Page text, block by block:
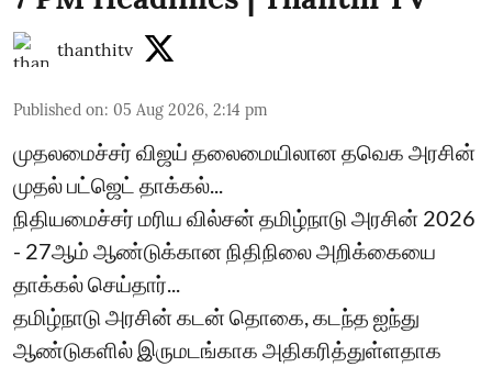
thanthitv
Published on: 05 Aug 2026, 2:14 pm
முதலமைச்சர் விஜய் தலைமையிலான தவெக அரசின்
முதல் பட்ஜெட் தாக்கல்...
நிதியமைச்சர் மரிய வில்சன் தமிழ்நாடு அரசின் 2026
- 27ஆம் ஆண்டுக்கான நிதிநிலை அறிக்கையை
தாக்கல் செய்தார்...
தமிழ்நாடு அரசின் கடன் தொகை, கடந்த ஐந்து
ஆண்டுகளில் இருமடங்காக அதிகரித்துள்ளதாக